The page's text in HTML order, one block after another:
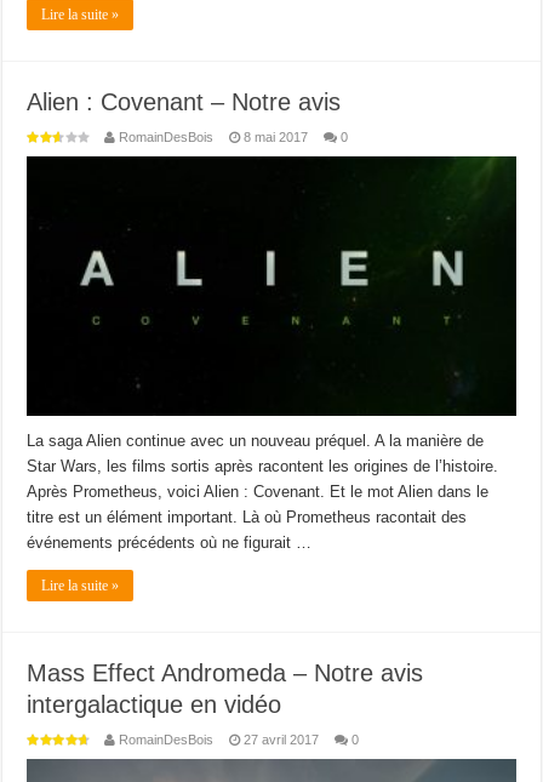
Lire la suite »
Alien : Covenant – Notre avis
RomainDesBois 8 mai 2017 0
La saga Alien continue avec un nouveau préquel. A la manière de
Star Wars, les films sortis après racontent les origines de l’histoire.
Après Prometheus, voici Alien : Covenant. Et le mot Alien dans le
titre est un élément important. Là où Prometheus racontait des
événements précédents où ne figurait …
Lire la suite »
Mass Effect Andromeda – Notre avis
intergalactique en vidéo
RomainDesBois 27 avril 2017 0